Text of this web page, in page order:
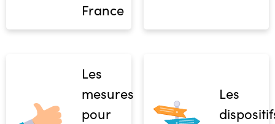
France
Les
mesures
pour
Les